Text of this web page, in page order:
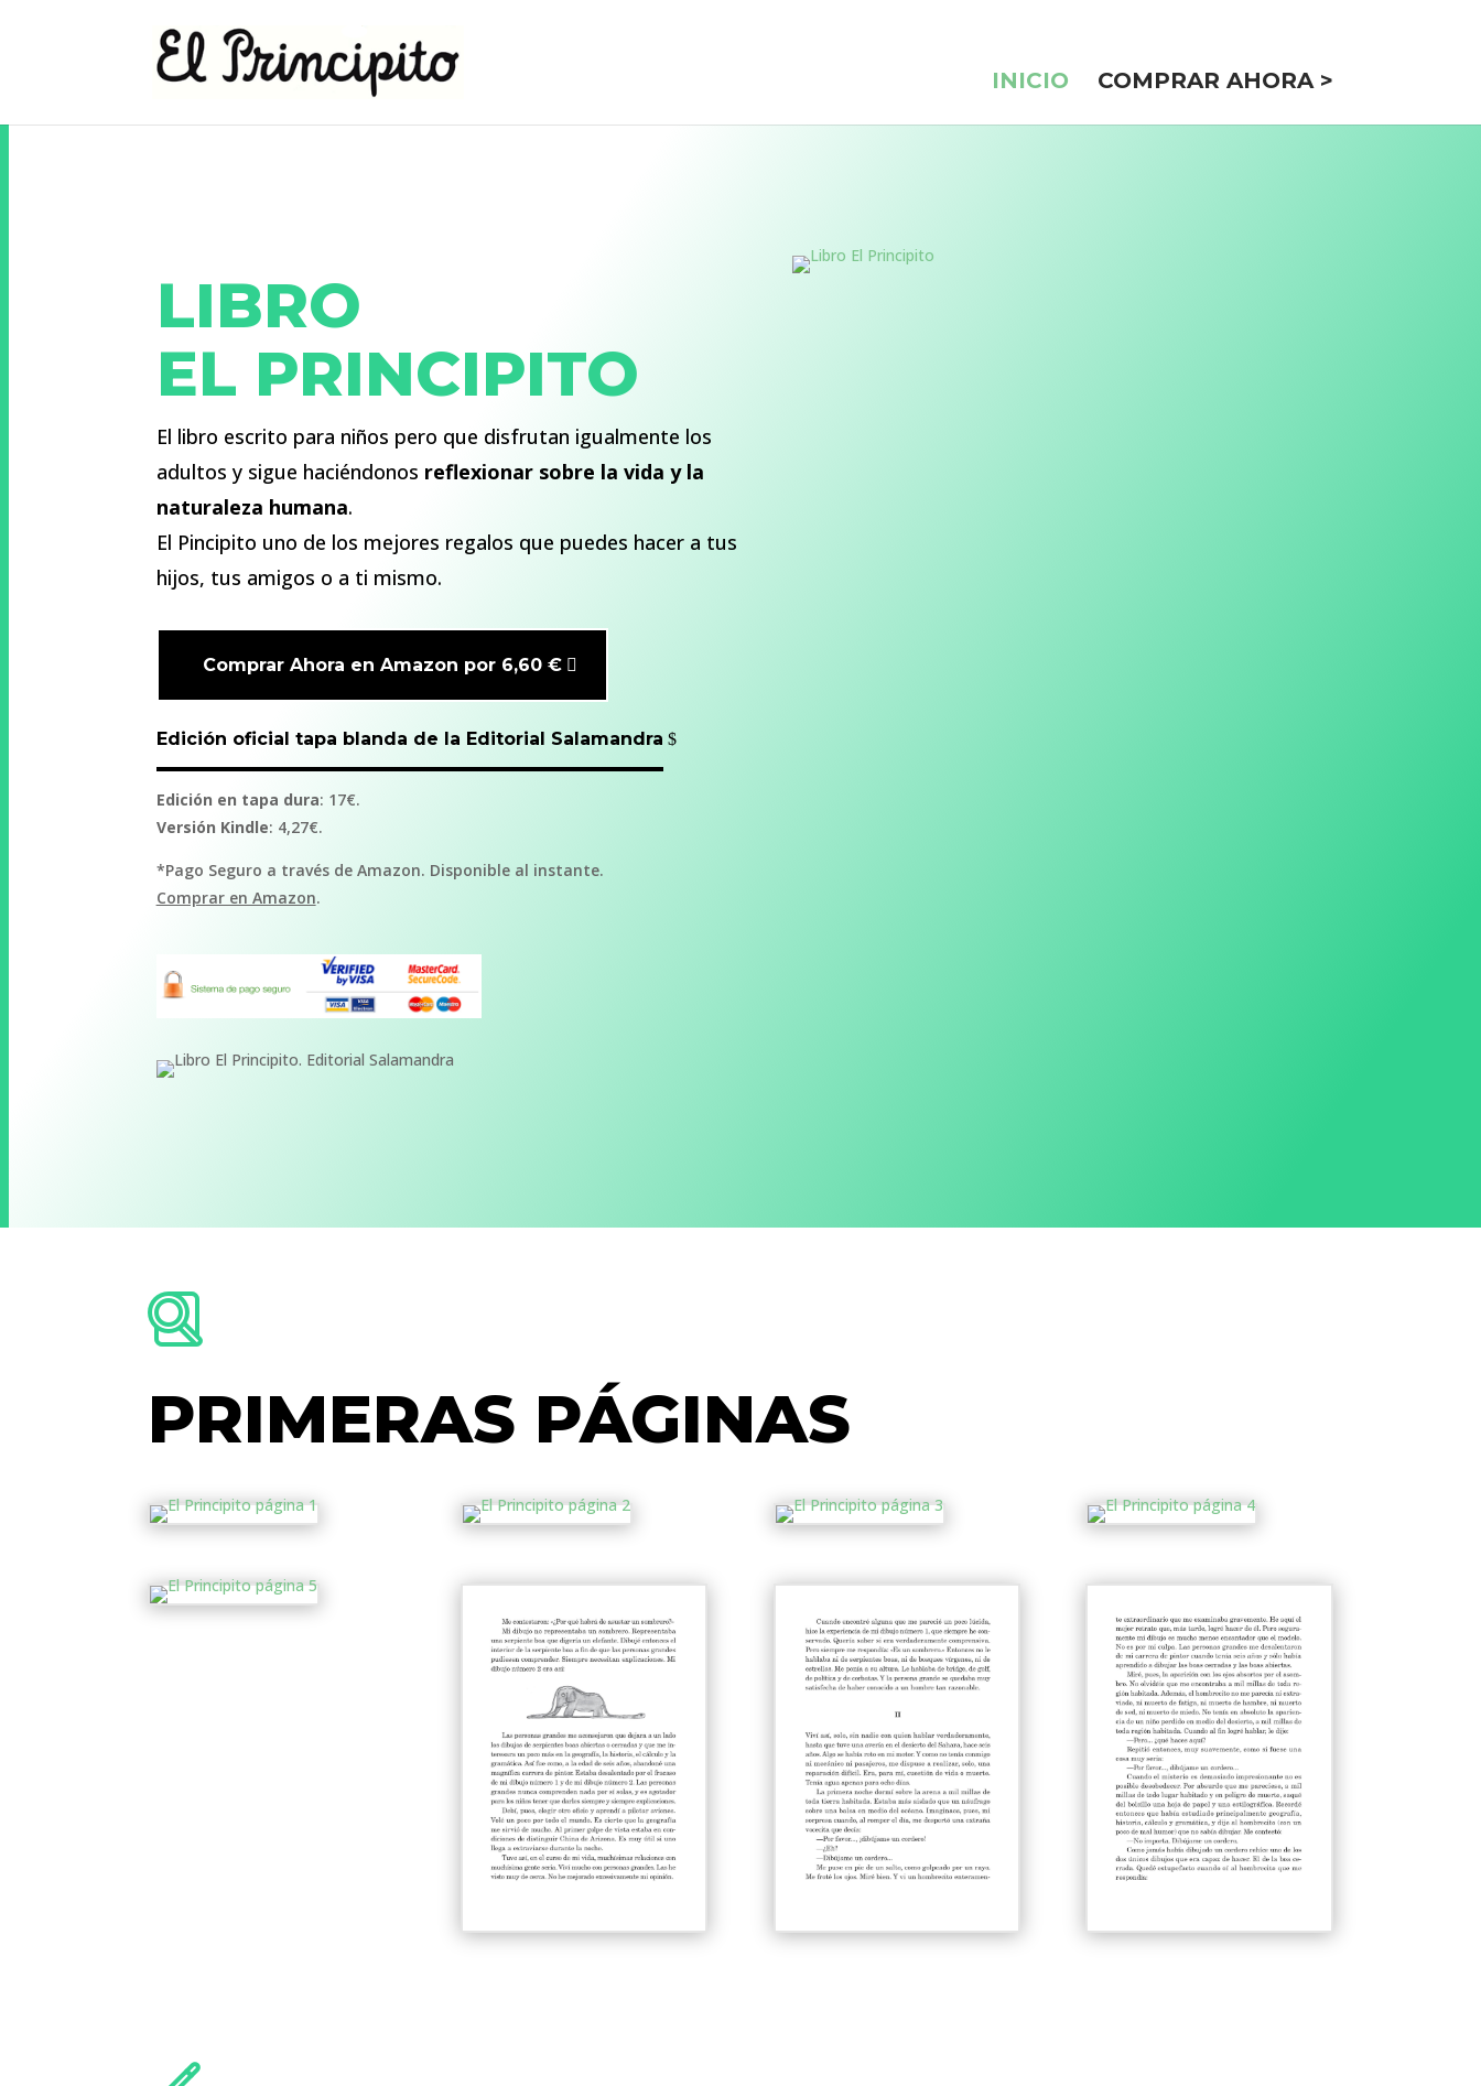
INICIO COMPRAR AHORA >
LIBRO
EL PRINCIPITO
El libro escrito para niños pero que disfrutan igualmente los
adultos y sigue haciéndonos reflexionar sobre la vida y la
naturaleza humana.
El Pincipito uno de los mejores regalos que puedes hacer a tus
hijos, tus amigos o a ti mismo.
Comprar Ahora en Amazon por 6,60 €
Edición oficial tapa blanda de la Editorial Salamandra
Edición en tapa dura: 17€.
Versión Kindle: 4,27€.
*Pago Seguro a través de Amazon. Disponible al instante.
Comprar en Amazon.
PRIMERAS PÁGINAS